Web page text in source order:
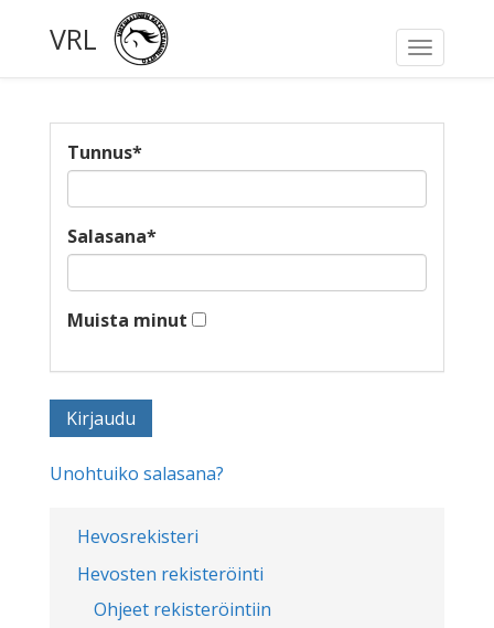
Toggle
VRL
Hevosrekisteri
Hevosten rekisteröinti
Ohjeet rekisteröintiin
Tunnus*
Salasana*
Muista minut
Unohtuiko salasana?